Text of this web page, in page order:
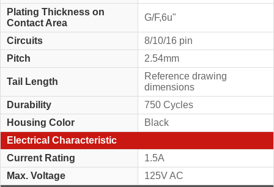
Plating Thickness on
Contact Area
G/F,6u"
Circuits
8/10/16 pin
Pitch
2.54mm
Tail Length
Reference drawing
dimensions
Durability
750 Cycles
Housing Color
Black
Electrical Characteristic
Current Rating
1.5A
Max. Voltage
125V AC